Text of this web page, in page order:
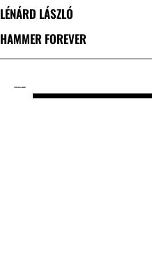
LÉNÁRD LÁSZLÓ
HAMMER FOREVER